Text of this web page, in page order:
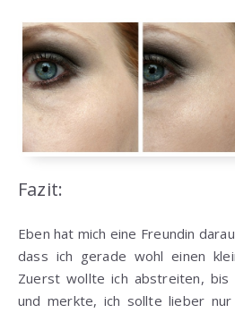
Fazit:
Eben hat mich eine Freundin
dass ich gerade wohl einen
Zuerst wollte ich abstreiten, bis
und merkte, ich sollte lieber nur